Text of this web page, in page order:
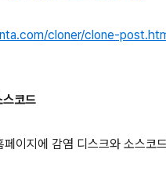
cloner/clone-
코드
페이지에 감염 디스크와 소스코